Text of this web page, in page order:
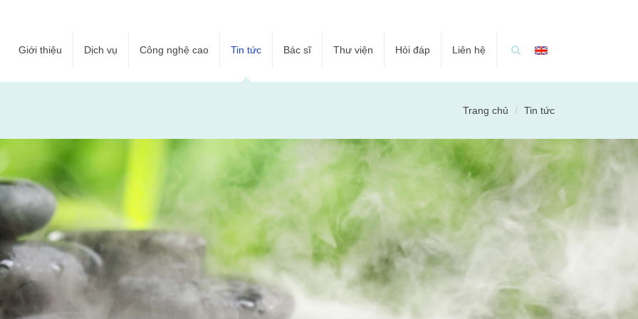
Giới thiệu Dịch vụ Công nghệ cao Tin tức Bác sĩ Thư viện Hỏi đáp Liên hệ
Trang chủ Tin tức